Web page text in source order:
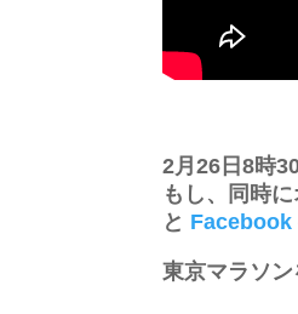
2月26日8時
もし、同時
と Facebook
東京マラソ